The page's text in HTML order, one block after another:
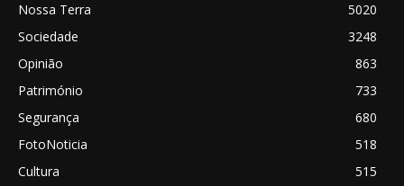
Nossa Terra
5020
Sociedade
3248
Opinião
863
Património
733
Segurança
680
FotoNoticia
518
Cultura
515